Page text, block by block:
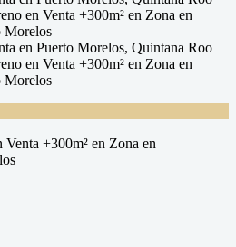
+300m² en Zona en